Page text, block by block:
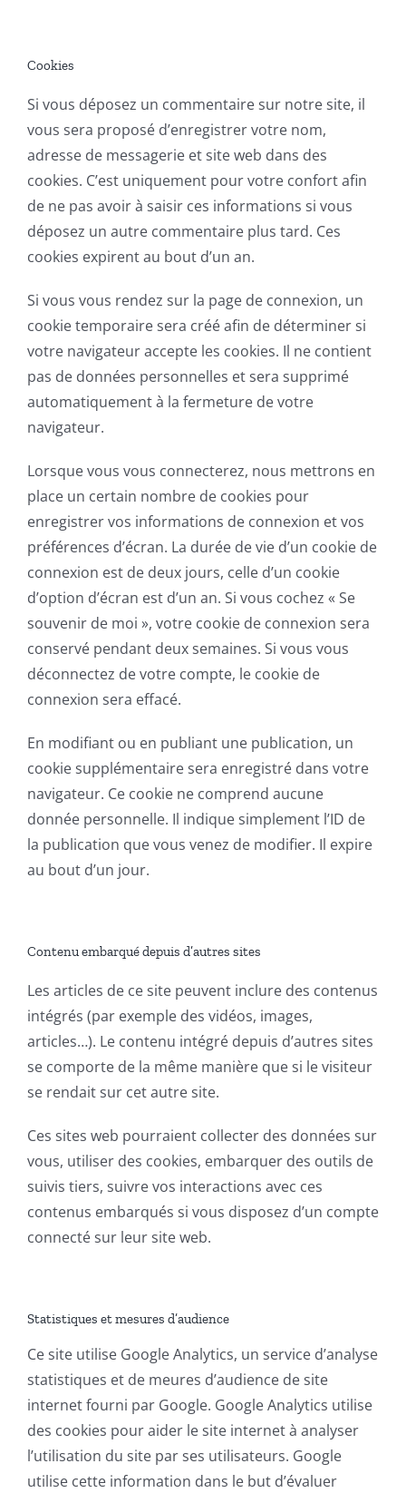
Cookies
Si vous déposez un commentaire sur notre site, il
vous sera proposé d’enregistrer votre nom,
adresse de messagerie et site web dans des
cookies. C’est uniquement pour votre confort afin
de ne pas avoir à saisir ces informations si vous
déposez un autre commentaire plus tard. Ces
cookies expirent au bout d’un an.
Si vous vous rendez sur la page de connexion, un
cookie temporaire sera créé afin de déterminer si
votre navigateur accepte les cookies. Il ne contient
pas de données personnelles et sera supprimé
automatiquement à la fermeture de votre
navigateur.
Lorsque vous vous connecterez, nous mettrons en
place un certain nombre de cookies pour
enregistrer vos informations de connexion et vos
préférences d’écran. La durée de vie d’un cookie de
connexion est de deux jours, celle d’un cookie
d’option d’écran est d’un an. Si vous cochez « Se
souvenir de moi », votre cookie de connexion sera
conservé pendant deux semaines. Si vous vous
déconnectez de votre compte, le cookie de
connexion sera effacé.
En modifiant ou en publiant une publication, un
cookie supplémentaire sera enregistré dans votre
navigateur. Ce cookie ne comprend aucune
donnée personnelle. Il indique simplement l’ID de
la publication que vous venez de modifier. Il expire
au bout d’un jour.
Contenu embarqué depuis d’autres sites
Les articles de ce site peuvent inclure des contenus
intégrés (par exemple des vidéos, images,
articles…). Le contenu intégré depuis d’autres sites
se comporte de la même manière que si le visiteur
se rendait sur cet autre site.
Ces sites web pourraient collecter des données sur
vous, utiliser des cookies, embarquer des outils de
suivis tiers, suivre vos interactions avec ces
contenus embarqués si vous disposez d’un compte
connecté sur leur site web.
Statistiques et mesures d’audience
Ce site utilise Google Analytics, un service d’analyse
statistiques et de meures d’audience de site
internet fourni par Google. Google Analytics utilise
des cookies pour aider le site internet à analyser
l’utilisation du site par ses utilisateurs. Google
utilise cette information dans le but d’évaluer